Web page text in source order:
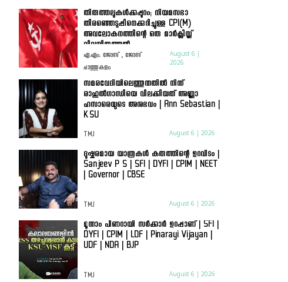
തിരുത്തലുകൾക്കപ്പുറം; നിയമസഭാ
തിരഞ്ഞെടുപ്പിനെക്കുറിച്ചുള്ള CPI(M)
അവലോകനത്തിന്റെ ഒരു മാർക്സിസ്റ്റ്
വിലയിരുത്തൽ
എ.എം. ജോസ് , ജോസ്
ചാത്തുകുളം
August 6 |
2026
സമരവേദിയിലെത്തുന്നതിൽ നിന്ന്
രാഹുൽഗാന്ധിയെ വിലക്കിയത് അണ്ണാ
ഹസാരെയുടെ അനുഭവം | Ann Sebastian |
KSU
TMJ August 6 | 2026
ദുഷ്കരമായ യാത്രകൾ കരുത്തിന്റെ ഉറവിടം |
Sanjeev P S | SFI | DYFI | CPIM | NEET
| Governor | CBSE
TMJ August 6 | 2026
മൂന്നാം പിണറായി സർക്കാർ ഉറപ്പാണ് | SFI |
DYFI | CPIM | LDF | Pinarayi Vijayan |
UDF | NDA | BJP
TMJ August 6 | 2026